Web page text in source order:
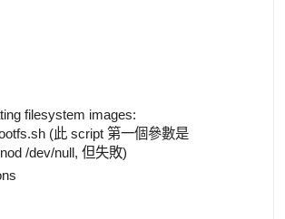
filesystem images:
(此 script 第一個參數是
/dev/null, 但失敗)